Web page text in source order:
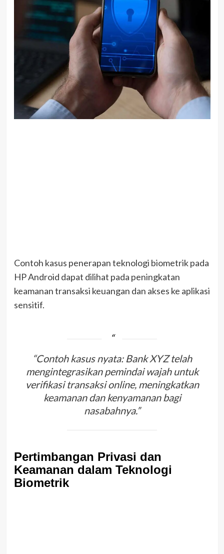
Contoh kasus penerapan teknologi biometrik pada
HP Android dapat dilihat pada peningkatan
keamanan transaksi keuangan dan akses ke aplikasi
sensitif.
“Contoh kasus nyata: Bank XYZ telah
mengintegrasikan pemindai wajah untuk
verifikasi transaksi online, meningkatkan
keamanan dan kenyamanan bagi
nasabahnya.”
Pertimbangan Privasi dan
Keamanan dalam Teknologi
Biometrik